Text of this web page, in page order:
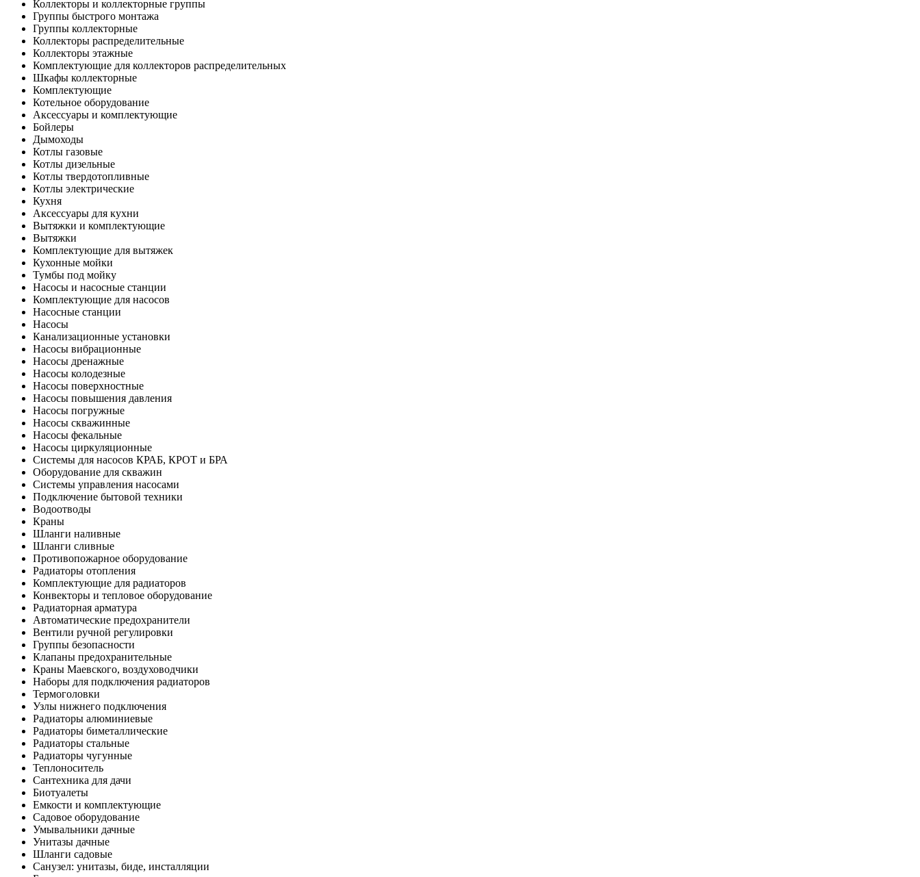
Коллекторы и коллекторные группы
Группы быстрого монтажа
Группы коллекторные
Коллекторы распределительные
Коллекторы этажные
Комплектующие для коллекторов распределительных
Шкафы коллекторные
Комплектующие
Котельное оборудование
Аксессуары и комплектующие
Бойлеры
Дымоходы
Котлы газовые
Котлы дизельные
Котлы твердотопливные
Котлы электрические
Кухня
Аксессуары для кухни
Вытяжки и комплектующие
Вытяжки
Комплектующие для вытяжек
Кухонные мойки
Тумбы под мойку
Насосы и насосные станции
Комплектующие для насосов
Насосные станции
Насосы
Канализационные установки
Насосы вибрационные
Насосы дренажные
Насосы колодезные
Насосы поверхностные
Насосы повышения давления
Насосы погружные
Насосы скважинные
Насосы фекальные
Насосы циркуляционные
Системы для насосов КРАБ, КРОТ и БРА
Оборудование для скважин
Системы управления насосами
Подключение бытовой техники
Водоотводы
Краны
Шланги наливные
Шланги сливные
Противопожарное оборудование
Радиаторы отопления
Комплектующие для радиаторов
Конвекторы и тепловое оборудование
Радиаторная арматура
Автоматические предохранители
Вентили ручной регулировки
Группы безопасности
Клапаны предохранительные
Краны Маевского, воздуховодчики
Наборы для подключения радиаторов
Термоголовки
Узлы нижнего подключения
Радиаторы алюминиевые
Радиаторы биметаллические
Радиаторы стальные
Радиаторы чугунные
Теплоноситель
Сантехника для дачи
Биотуалеты
Емкости и комплектующие
Садовое оборудование
Умывальники дачные
Унитазы дачные
Шланги садовые
Санузел: унитазы, биде, инсталляции